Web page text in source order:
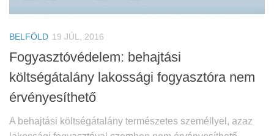
BELFÖLD 19 JÚL, 2016
Fogyasztóvédelem: behajtási
költségátalány lakossági fogyasztóra nem
érvényesíthető
A behajtási költségátalány természetes személlyel, azaz